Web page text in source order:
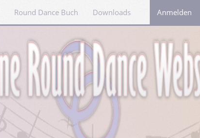
Round Dance Buch Downloads LinksAnmelden